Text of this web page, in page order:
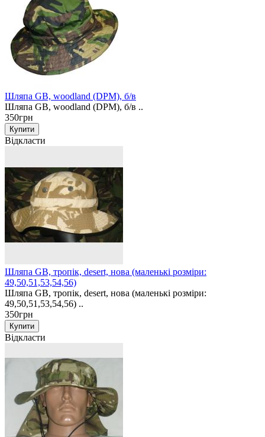
Шляпа GB, woodland (DPM), б/в
Шляпа GB, woodland (DPM), б/в ..
350грн
Відкласти
Шляпа GB, тропік, desert, нова (маленькі розміри:
49,50,51,53,54,56)
Шляпа GB, тропік, desert, нова (маленькі розміри:
49,50,51,53,54,56) ..
350грн
Відкласти